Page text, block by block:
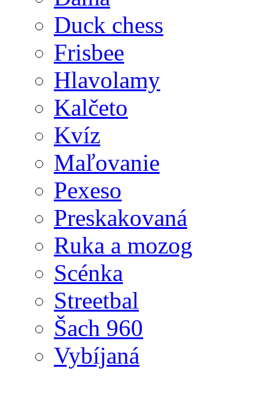
Duck chess
Frisbee
Hlavolamy
Kalčeto
Kvíz
Maľovanie
Pexeso
Preskakovaná
Ruka a mozog
Scénka
Streetbal
Šach 960
Vybíjaná